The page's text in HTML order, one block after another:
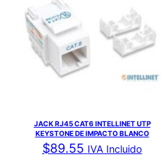
JACK RJ45 CAT6 INTELLINET UTP
KEYSTONE DE IMPACTO BLANCO
$89.55 IVA Incluido